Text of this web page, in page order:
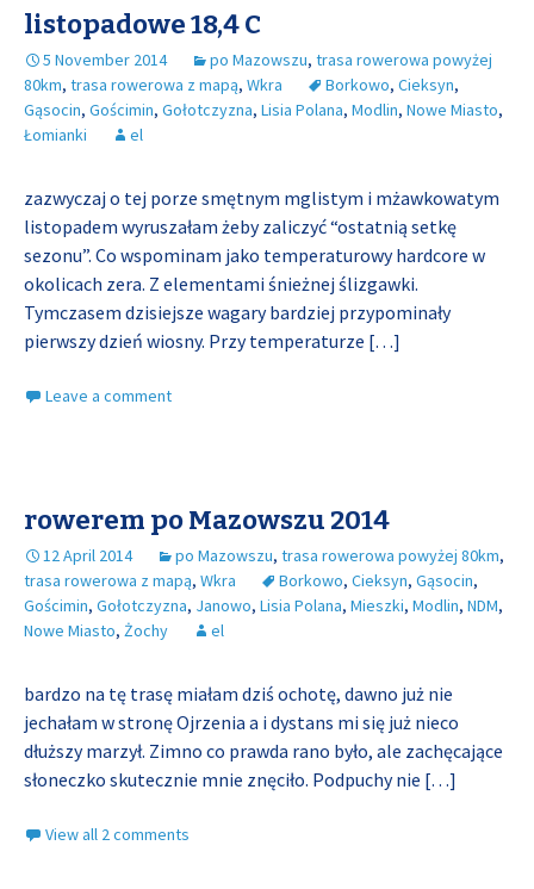
listopadowe 18,4 C
5 November 2014 po Mazowszu, trasa rowerowa powyżej
80km, trasa rowerowa z mapą, Wkra Borkowo, Cieksyn,
Gąsocin, Gościmin, Gołotczyzna, Lisia Polana, Modlin, Nowe Miasto,
Łomianki
el
zazwyczaj o tej porze smętnym mglistym i mżawkowatym
listopadem wyruszałam żeby zaliczyć “ostatnią setkę
sezonu”. Co wspominam jako temperaturowy hardcore w
okolicach zera. Z elementami śnieżnej ślizgawki.
Tymczasem dzisiejsze wagary bardziej przypominały
pierwszy dzień wiosny. Przy temperaturze […]
Leave a comment
rowerem po Mazowszu 2014
12 April 2014 po Mazowszu, trasa rowerowa powyżej 80km,
trasa rowerowa z mapą, Wkra Borkowo, Cieksyn, Gąsocin,
Gościmin, Gołotczyzna, Janowo, Lisia Polana, Mieszki, Modlin, NDM,
Nowe Miasto, Żochy el
bardzo na tę trasę miałam dziś ochotę, dawno już nie
jechałam w stronę Ojrzenia a i dystans mi się już nieco
dłuższy marzył. Zimno co prawda rano było, ale zachęcające
słoneczko skutecznie mnie znęciło. Podpuchy nie […]
View all 2 comments